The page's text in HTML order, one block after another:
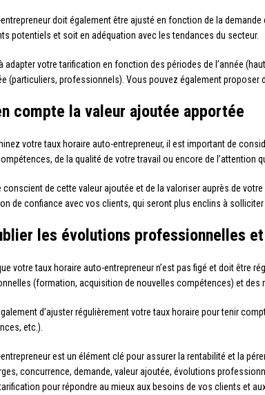
doit également être ajusté en fonction de la
potentiels et soit en adéquation avec les tendances du secteur.
adapter votre tarification en fonction des périodes de l’année
(particuliers, professionnels). Vous pouvez également
compte la valeur ajoutée apportée
votre taux horaire auto-entrepreneur, il est important de
de la qualité de votre travail ou encore de l’attention
conscient de cette valeur ajoutée et de la valoriser auprès de
de confiance avec vos clients, qui seront plus enclins à
les évolutions professionnelles
votre taux horaire auto-entrepreneur n’est pas figé et doit
(formation, acquisition de nouvelles compétences) et des
d’ajuster régulièrement votre taux horaire pour tenir
etc.).
est un élément clé pour assurer la rentabilité et la
concurrence, demande, valeur ajoutée, évolutions
pour répondre au mieux aux besoins de vos clients et